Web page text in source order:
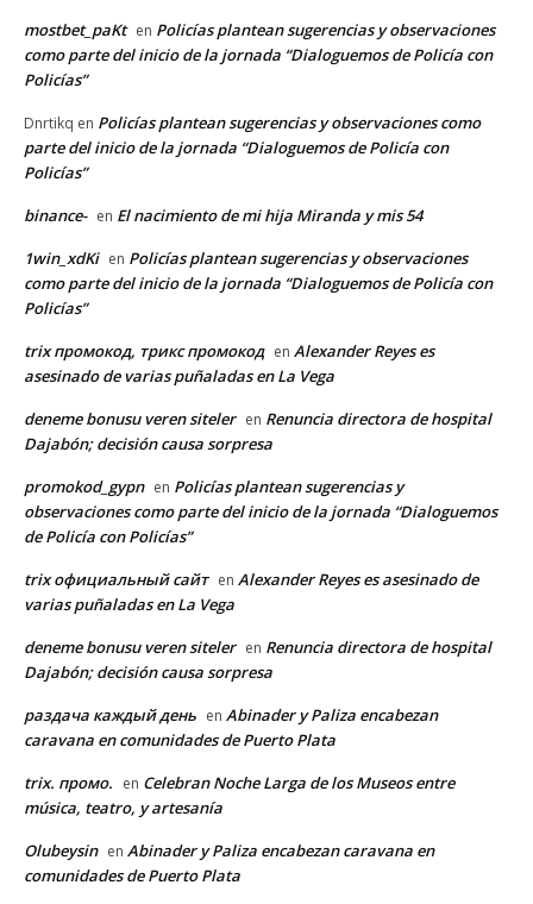
mostbet_paKt en Policías plantean sugerencias y observaciones
como parte del inicio de la jornada “Dialoguemos de Policía con
Policías”
Dnrtikq en Policías plantean sugerencias y observaciones como
parte del inicio de la jornada “Dialoguemos de Policía con
Policías”
binance- en El nacimiento de mi hija Miranda y mis 54
1win_xdKi en Policías plantean sugerencias y observaciones
como parte del inicio de la jornada “Dialoguemos de Policía con
Policías”
trix промокод, трикс промокод en Alexander Reyes es
asesinado de varias puñaladas en La Vega
deneme bonusu veren siteler en Renuncia directora de hospital
Dajabón; decisión causa sorpresa
promokod_gypn en Policías plantean sugerencias y
observaciones como parte del inicio de la jornada “Dialoguemos
de Policía con Policías”
trix официальный сайт en Alexander Reyes es asesinado de
varias puñaladas en La Vega
deneme bonusu veren siteler en Renuncia directora de hospital
Dajabón; decisión causa sorpresa
раздача каждый день en Abinader y Paliza encabezan
caravana en comunidades de Puerto Plata
trix. промо. en Celebran Noche Larga de los Museos entre
música, teatro, y artesanía
Olubeysin en Abinader y Paliza encabezan caravana en
comunidades de Puerto Plata